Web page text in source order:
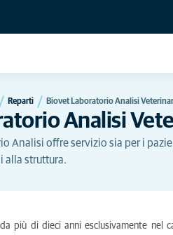
Reparti Biovet Laboratorio Analisi
Analisi
Analisi offre servizio sia per i
alla struttura.
più di dieci anni esclusivamente